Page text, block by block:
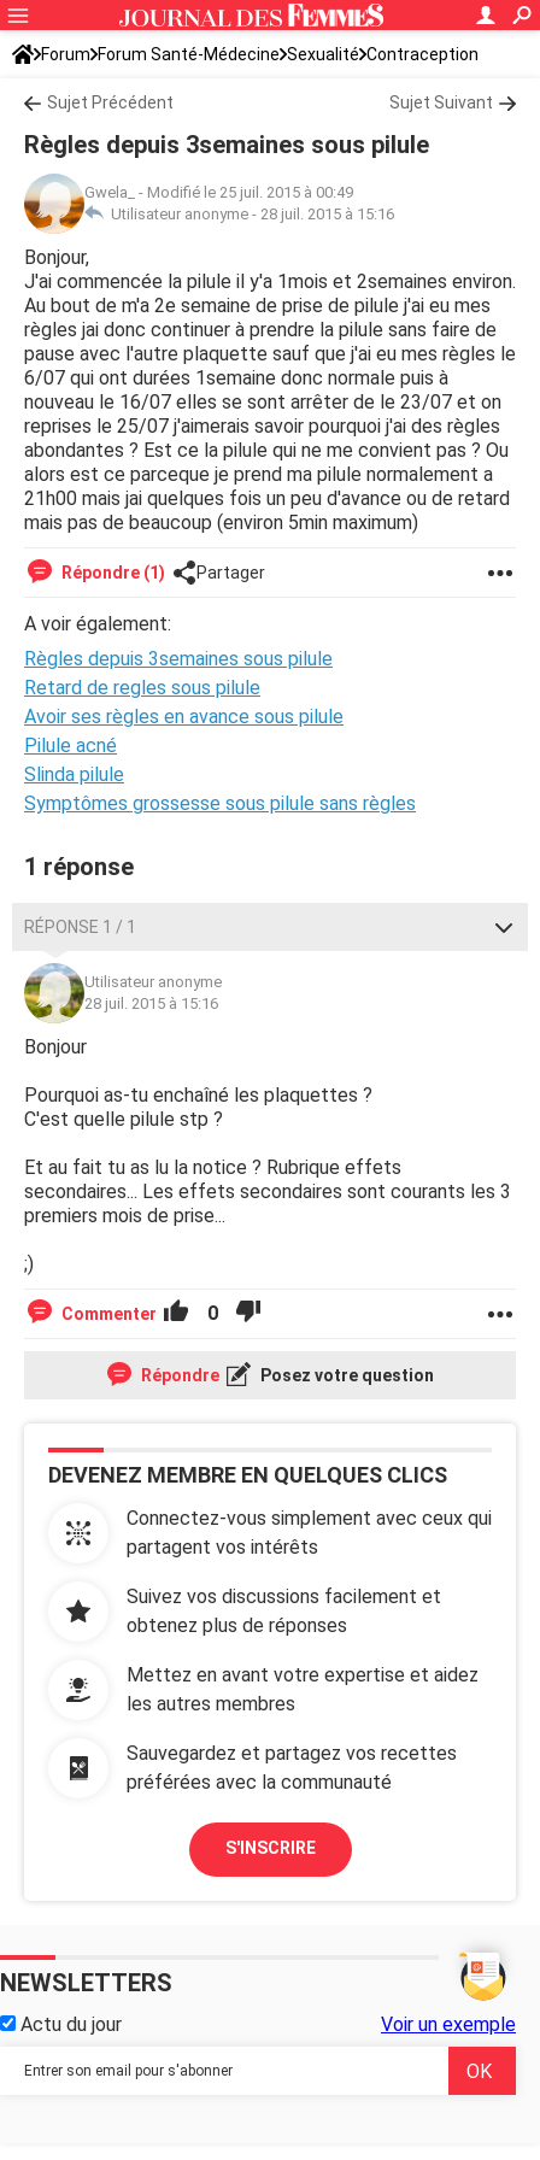
Forum Forum Santé-Médecine Sexualité Contraception
Sujet Précédent Sujet Suivant
Règles depuis 3semaines sous pilule
Gwela_ - Modifié le 25 juil. 2015 à 00:49
Utilisateur anonyme - 28 juil. 2015 à 15:16
Bonjour,
J'ai commencée la pilule il y'a 1mois et 2semaines environ.
Au bout de m'a 2e semaine de prise de pilule j'ai eu mes
règles jai donc continuer à prendre la pilule sans faire de
pause avec l'autre plaquette sauf que j'ai eu mes règles le
6/07 qui ont durées 1semaine donc normale puis à
nouveau le 16/07 elles se sont arrêter de le 23/07 et on
reprises le 25/07 j'aimerais savoir pourquoi j'ai des règles
abondantes ? Est ce la pilule qui ne me convient pas ? Ou
alors est ce parceque je prend ma pilule normalement a
21h00 mais jai quelques fois un peu d'avance ou de retard
mais pas de beaucoup (environ 5min maximum)
Répondre (1) Partager
A voir également:
Règles depuis 3semaines sous pilule
Retard de regles sous pilule
Avoir ses règles en avance sous pilule
Pilule acné
Slinda pilule
Symptômes grossesse sous pilule sans règles
1 réponse
RÉPONSE 1 / 1
Utilisateur anonyme
28 juil. 2015 à 15:16
Bonjour
Pourquoi as-tu enchaîné les plaquettes ?
C'est quelle pilule stp ?
Et au fait tu as lu la notice ? Rubrique effets
secondaires... Les effets secondaires sont courants les 3
premiers mois de prise...
;)
Commenter 0
Répondre Posez votre question
DEVENEZ MEMBRE EN QUELQUES CLICS
Connectez-vous simplement avec ceux qui
partagent vos intérêts
Suivez vos discussions facilement et
obtenez plus de réponses
Mettez en avant votre expertise et aidez
les autres membres
Sauvegardez et partagez vos recettes
préférées avec la communauté
S'INSCRIRE
NEWSLETTERS
Actu du jour Voir un exemple